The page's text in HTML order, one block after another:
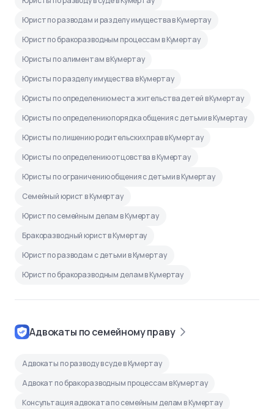
Юрист по разводам и разделу имущества в Кумертау
Юрист по бракоразводным процессам в Кумертау
Юристы по алиментам в Кумертау
Юристы по разделу имущества в Кумертау
Юристы по определению места жительства детей в Кумертау
Юристы по определению порядка общения с детьми в Кумертау
Юристы по лишению родительских прав в Кумертау
Юристы по определению отцовства в Кумертау
Юристы по ограничению общения с детьми в Кумертау
Семейный юрист в Кумертау
Юрист по семейным делам в Кумертау
Бракоразводный юрист в Кумертау
Юрист по разводам с детьми в Кумертау
Юрист по бракоразводным делам в Кумертау
Адвокаты по семейному праву
Адвокаты по разводу в суде в Кумертау
Адвокат по бракоразводным процессам в Кумертау
Консультация адвоката по семейным делам в Кумертау